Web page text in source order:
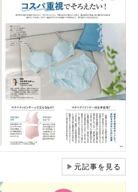
▶元記事を見る